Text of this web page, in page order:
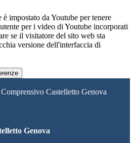
è impostato da Youtube per tenere
per i video di Youtube incorporati
se il visitatore del sito web sta
versione dell'interfaccia di
Castelletto Genova
Genova